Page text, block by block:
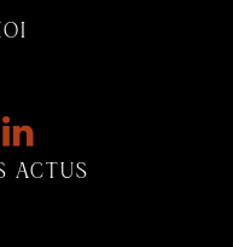
ACTUS